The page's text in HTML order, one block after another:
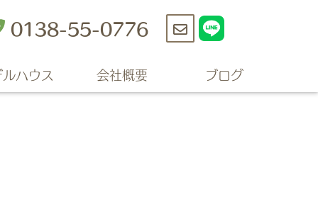
0138-55-0776 お
ハウス 会社概要 ブログ